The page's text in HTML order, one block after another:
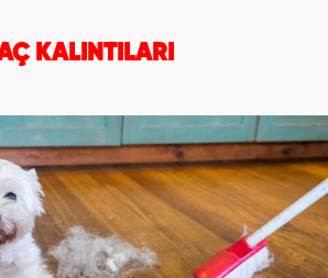
KALINTILARI